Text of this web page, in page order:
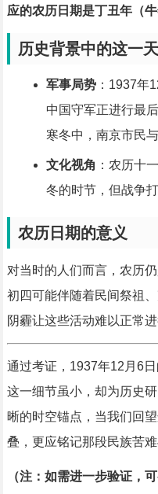
应的农历日期是丁丑年（
历史背景中的这一天
军事局势：1937年
中国守军正进行最
寒冬中，南京市民
文化视角 ：农历十
冬的时节，但战争
农历日期的意义
对当时的人们而言，农历
初四可能伴随着民间祭祖
阴霾让这些活动难以正常进
通过考证，1937年12月6
这一细节虽小，却为历史
晰的时空锚点，当我们回
叠，更应铭记那段民族苦难
（注：如需进一步验证，